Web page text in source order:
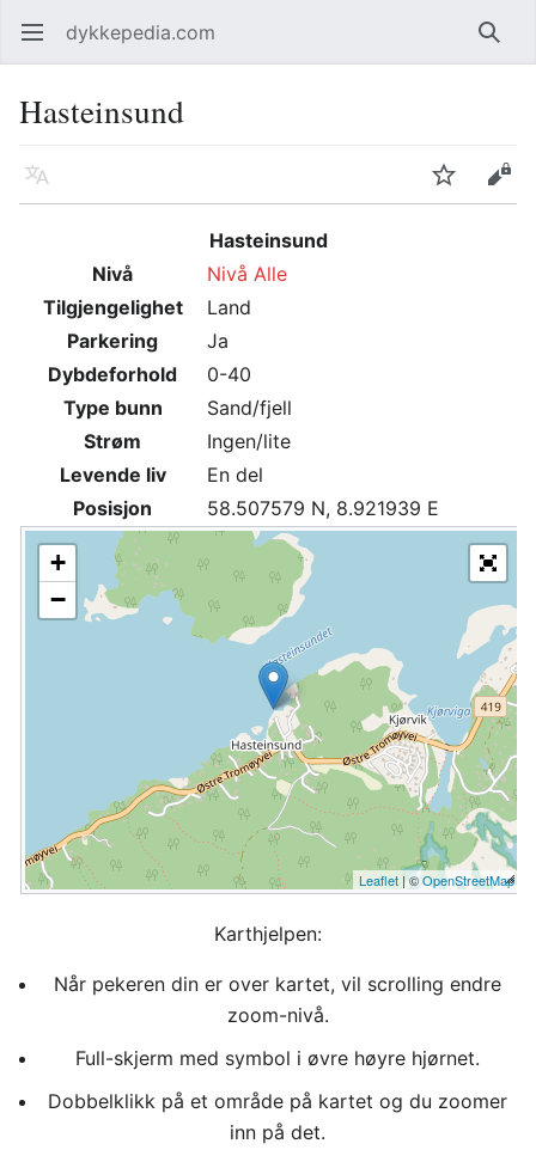
Åpne hovedmenyen dykkepedia.com Søk
Hasteinsund
Språk Overvåk Rediger
Hasteinsund
Nivå
Nivå Alle
Tilgjengelighet
Land
Parkering
Ja
Dybdeforhold
0-40
Type bunn
Sand/fjell
Strøm
Ingen/lite
Levende liv
En del
Posisjon
58.507579 N, 8.921939 E
+
−
Leaflet | ©OpenStreetMap
Karthjelpen:
Når pekeren din er over kartet, vil scrolling endre
zoom-nivå.
Full-skjerm med symbol i øvre høyre hjørnet.
Dobbelklikk på et område på kartet og du zoomer
inn på det.